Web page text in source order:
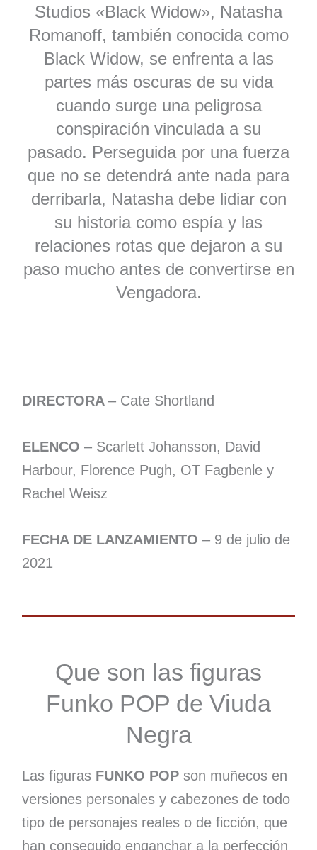
Studios «Black Widow», Natasha
Romanoff, también conocida como
Black Widow, se enfrenta a las
partes más oscuras de su vida
cuando surge una peligrosa
conspiración vinculada a su
pasado. Perseguida por una fuerza
que no se detendrá ante nada para
derribarla, Natasha debe lidiar con
su historia como espía y las
relaciones rotas que dejaron a su
paso mucho antes de convertirse en
Vengadora.
DIRECTORA – Cate Shortland
ELENCO – Scarlett Johansson, David
Harbour, Florence Pugh, OT Fagbenle y
Rachel Weisz
FECHA DE LANZAMIENTO – 9 de julio de
2021
Que son las figuras
Funko POP de Viuda
Negra
Las figuras FUNKO POP son muñecos en
versiones personales y cabezones de todo
tipo de personajes reales o de ficción, que
han conseguido enganchar a la perfección